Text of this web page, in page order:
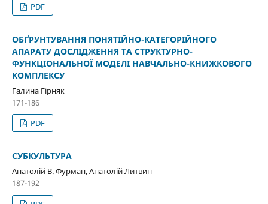
PDF
ОБҐРУНТУВАННЯ ПОНЯТІЙНО-КАТЕГОРІЙНОГО
АПАРАТУ ДОСЛІДЖЕННЯ ТА СТРУКТУРНО-
ФУНКЦІОНАЛЬНОЇ МОДЕЛІ НАВЧАЛЬНО-КНИЖКОВОГО
КОМПЛЕКСУ
Галина Гірняк
171-186
PDF
СУБКУЛЬТУРА
Анатолій В. Фурман, Анатолій Литвин
187-192